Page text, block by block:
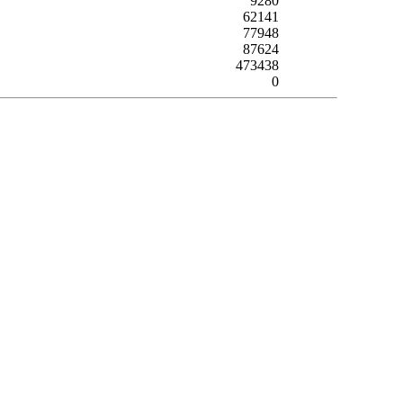
62141
77948
87624
473438
0